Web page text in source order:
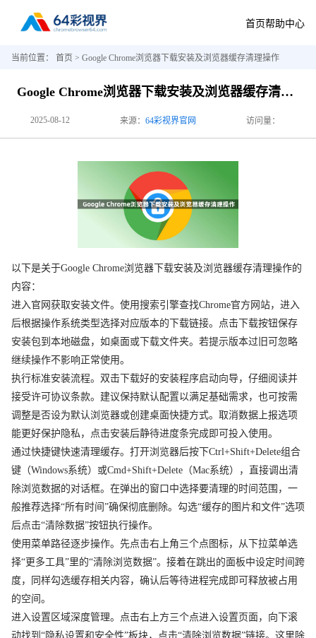
首页帮助中心
当前位置： 首页 > Google Chrome浏览器下载安装及浏览器缓存清理操作
Google Chrome浏览器下载安装及浏览器缓存清理操作
2025-08-12 来源： 64彩视界官网 访问量：
以下是关于Google Chrome浏览器下载安装及浏览器缓存清理操作的
内容：
进入官网获取安装文件。使用搜索引擎查找Chrome官方网站，进入
后根据操作系统类型选择对应版本的下载链接。点击下载按钮保存
安装包到本地磁盘，如桌面或下载文件夹。若提示版本过旧可忽略
继续操作不影响正常使用。
执行标准安装流程。双击下载好的安装程序启动向导，仔细阅读并
接受许可协议条款。建议保持默认配置以满足基础需求，也可按需
调整是否设为默认浏览器或创建桌面快捷方式。取消数据上报选项
能更好保护隐私，点击安装后静待进度条完成即可投入使用。
通过快捷键快速清理缓存。打开浏览器后按下Ctrl+Shift+Delete组合
键（Windows系统）或Cmd+Shift+Delete（Mac系统），直接调出清
除浏览数据的对话框。在弹出的窗口中选择要清理的时间范围，一
般推荐选择“所有时间”确保彻底删除。勾选“缓存的图片和文件”选项
后点击“清除数据”按钮执行操作。
使用菜单路径逐步操作。先点击右上角三个点图标，从下拉菜单选
择“更多工具”里的“清除浏览数据”。接着在跳出的面板中设定时间跨
度，同样勾选缓存相关内容，确认后等待进程完成即可释放被占用
的空间。
进入设置区域深度管理。点击右上方三个点进入设置页面，向下滚
动找到“隐私设置和安全性”板块，点击“清除浏览数据”链接。这里除